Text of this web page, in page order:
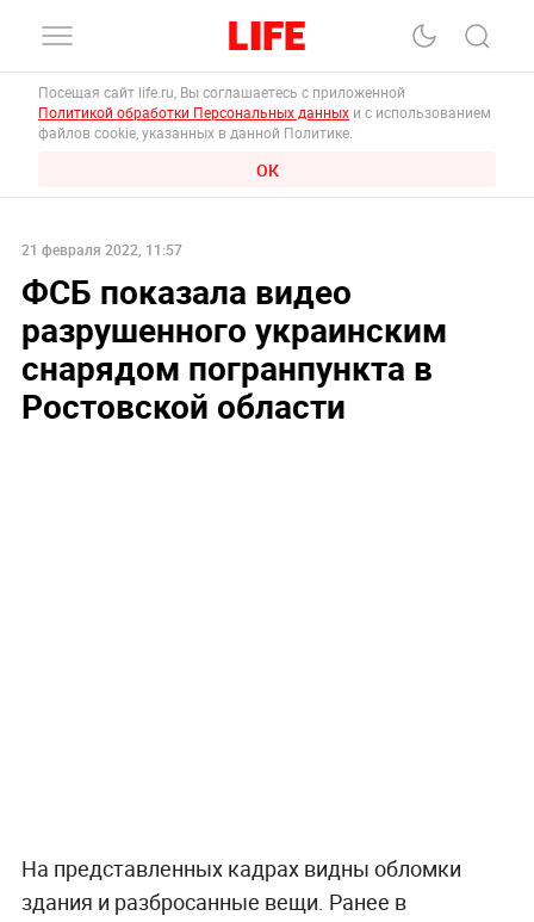
Посещая сайт life.ru, Вы соглашаетесь с приложенной
Политикой обработки Персональных данных и с использованием
файлов cookie, указанных в данной Политике.
ОК
21 февраля 2022, 11:57
ФСБ показала видео
разрушенного украинским
снарядом погранпункта в
Ростовской области
На представленных кадрах видны обломки
здания и разбросанные вещи. Ранее в